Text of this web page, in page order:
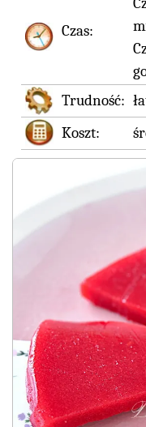
Czas:
Trudność:
Koszt: